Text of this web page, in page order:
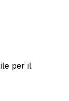
per il